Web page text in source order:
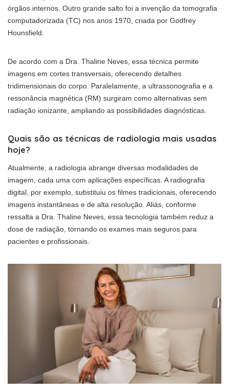
órgãos internos. Outro grande salto foi a invenção da tomografia
computadorizada (TC) nos anos 1970, criada por Godfrey
Hounsfield.
De acordo com a Dra. Thaline Neves, essa técnica permite
imagens em cortes transversais, oferecendo detalhes
tridimensionais do corpo. Paralelamente, a ultrassonografia e a
ressonância magnética (RM) surgiram como alternativas sem
radiação ionizante, ampliando as possibilidades diagnósticas.
Quais são as técnicas de radiologia mais usadas
hoje?
Atualmente, a radiologia abrange diversas modalidades de
imagem, cada uma com aplicações específicas. A radiografia
digital, por exemplo, substituiu os filmes tradicionais, oferecendo
imagens instantâneas e de alta resolução. Aliás, conforme
ressalta a Dra. Thaline Neves, essa tecnologia também reduz a
dose de radiação, tornando os exames mais seguros para
pacientes e profissionais.